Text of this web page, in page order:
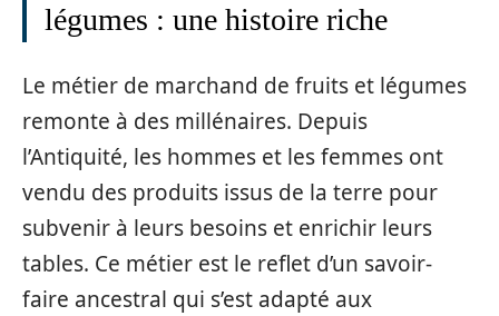
légumes : une histoire riche
Le métier de marchand de fruits et légumes
remonte à des millénaires. Depuis
l’Antiquité, les hommes et les femmes ont
vendu des produits issus de la terre pour
subvenir à leurs besoins et enrichir leurs
tables. Ce métier est le reflet d’un savoir-
faire ancestral qui s’est adapté aux